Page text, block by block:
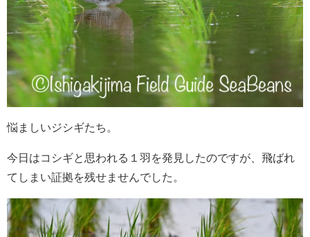
悩ましいジシギたち。
今日はコシギと思われる１羽を発見したのですが、飛ばれ
てしまい証拠を残せませんでした。